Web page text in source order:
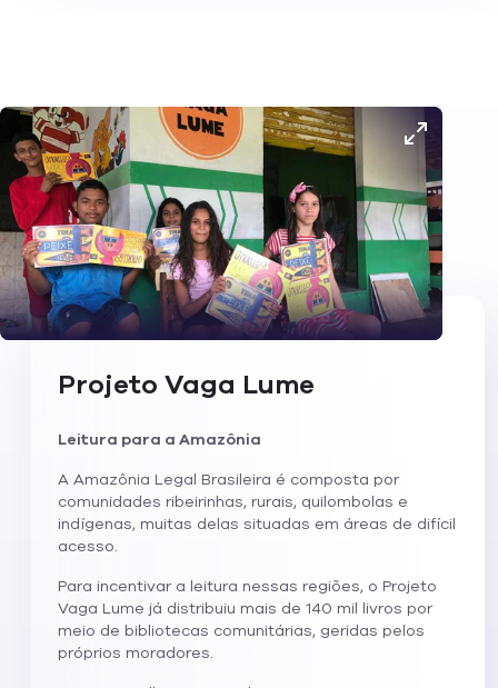
Projeto Vaga Lume
Leitura para a Amazônia
A Amazônia Legal Brasileira é composta por
comunidades ribeirinhas, rurais, quilombolas e
indígenas, muitas delas situadas em áreas de difícil
acesso.
Para incentivar a leitura nessas regiões, o Projeto
Vaga Lume já distribuiu mais de 140 mil livros por
meio de bibliotecas comunitárias, geridas pelos
próprios moradores.